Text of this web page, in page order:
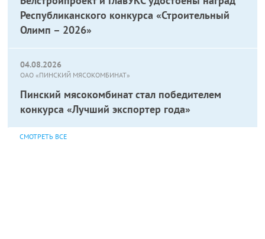
Республиканского конкурса «Строительный
Олимп – 2026»
04.08.2026
ОАО «ПИНСКИЙ МЯСОКОМБИНАТ»
Пинский мясокомбинат стал победителем
конкурса «Лучший экспортер года»
СМОТРЕТЬ ВСЕ